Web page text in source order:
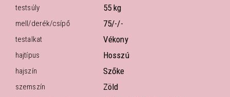
testsúly 55 kg
mell/derék/csípő 75/-/-
testalkat Vékony
hajtípus Hosszú
hajszín Szőke
szemszín Zöld